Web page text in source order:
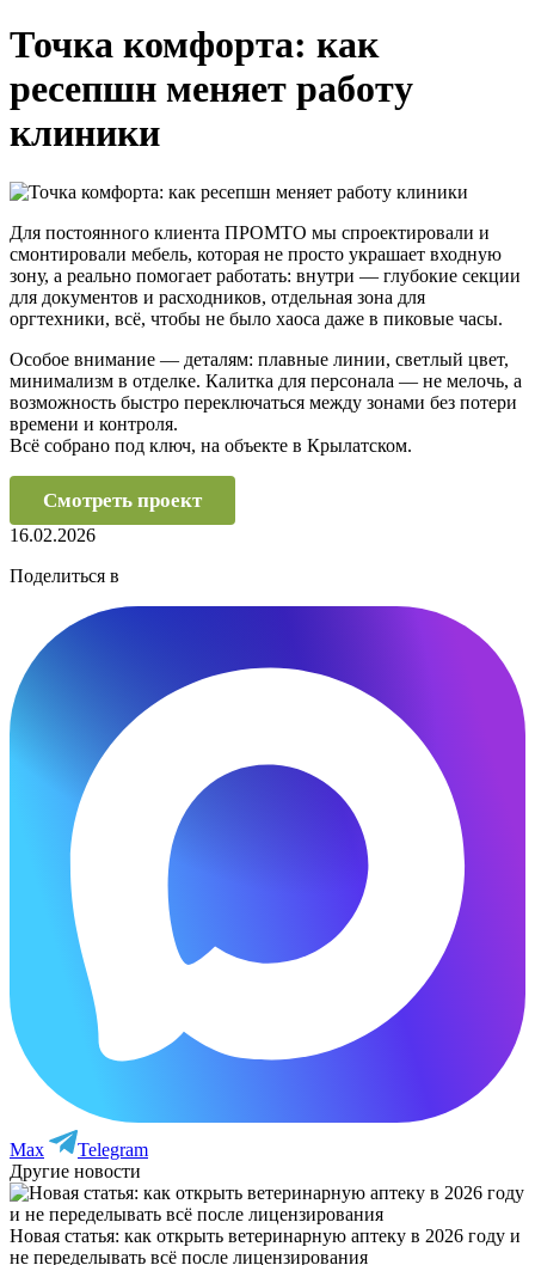
Точка комфорта: как
ресепшн меняет работу
клиники
Для постоянного клиента ПРОМТО мы спроектировали и
смонтировали мебель, которая не просто украшает входную
зону, а реально помогает работать: внутри — глубокие секции
для документов и расходников, отдельная зона для
оргтехники, всё, чтобы не было хаоса даже в пиковые часы.
Особое внимание — деталям: плавные линии, светлый цвет,
минимализм в отделке. Калитка для персонала — не мелочь, а
возможность быстро переключаться между зонами без потери
времени и контроля.
Всё собрано под ключ, на объекте в Крылатском.
Смотреть проект
16.02.2026
Поделиться в
Max
Telegram
Другие новости
Новая статья: как открыть ветеринарную аптеку в 2026 году и
не переделывать всё после лицензирования